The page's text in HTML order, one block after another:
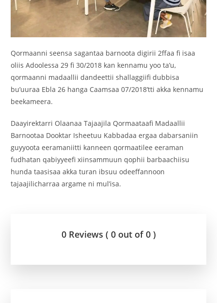
Qormaanni seensa sagantaa barnoota digirii 2ffaa fi isaa
oliis Adoolessa 29 fi 30/2018 kan kennamu yoo ta’u,
qormaanni madaallii dandeettii shallaggiifi dubbisa
bu’uuraa Ebla 26 hanga Caamsaa 07/2018’tti akka kennamu
beekameera.
Daayirektarri Olaanaa Tajaajila Qormaataafi Madaallii
Barnootaa Dooktar Isheetuu Kabbadaa ergaa dabarsaniin
guyyoota eeramaniitti kanneen qormaatilee eeraman
fudhatan qabiyyeefi xiinsammuun qophii barbaachiisu
hunda taasisaa akka turan ibsuu odeeffannoon
tajaajilicharraa argame ni mul’isa.
0 Reviews ( 0 out of 0 )